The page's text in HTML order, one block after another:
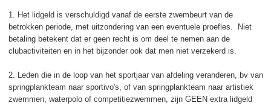
1. Het lidgeld is verschuldigd vanaf de eerste zwembeurt van de
betrokken periode, met uitzondering van een eventuele proefles. Niet
betaling betekent dat er geen recht is om deel te nemen aan de
clubactiviteiten en in het bijzonder ook dat men niet verzekerd is.
2. Leden die in de loop van het sportjaar van afdeling veranderen, bv van
springplankteam naar sportivo's, of van springplankteam naar artistiek
zwemmen, waterpolo of competitiezwemmen, zijn GEEN extra lidgeld